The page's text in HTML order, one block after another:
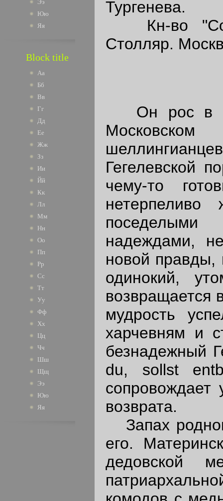
Ээ
Юю
Яя
Block title
Аа
Бб
Вв
Гг
Дд
Ее
Жж
Зз
Ии
Йй
Кк
Лл
Мм
Нн
Оо
Пп
Рр
Сс
Тт
Уу
Фф
Хх
Цц
Чч
Шш
Щщ
Ээ
Юю
Яя
Тургенева.
Кн-во
Столляр.
Он рос в
Гегелевской
чему-то
надеждами,
новой правды,
одинокий,
возвращается
мудрость
харчевням и
безнадежный
du, sollst
сопровождает
возврата.
Запах
его.
дедовской